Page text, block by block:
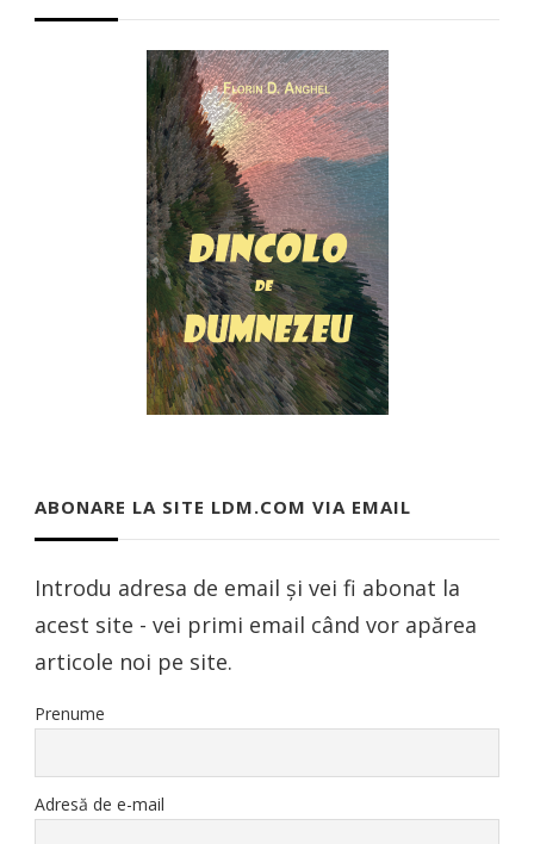
ABONARE LA SITE LDM.COM VIA EMAIL
Introdu adresa de email și vei fi abonat la
acest site - vei primi email când vor apărea
articole noi pe site.
Prenume
Adresă de e-mail